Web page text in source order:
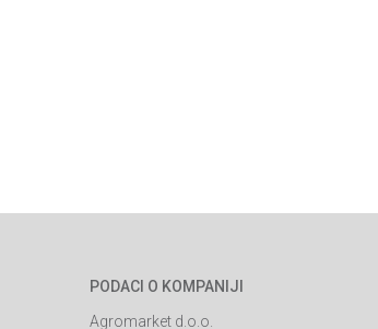
PODACI O KOMPANIJI
Agromarket d.o.o.